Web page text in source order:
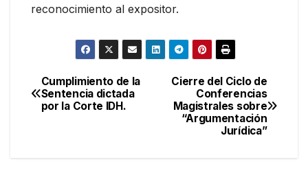
reconocimiento al expositor.
Navegación
de
Cierre del Ciclo de
Conferencias
Magistrales sobre
“Argumentación
Jurídica”
Cumplimiento de la
Sentencia dictada
por la Corte IDH.